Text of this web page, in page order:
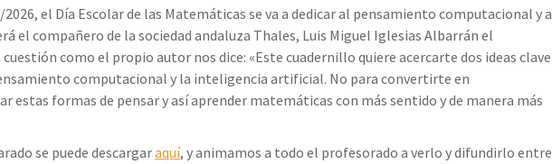
el Día Escolar de las Matemáticas se va a dedicar al pensamiento computacional y a
el compañero de la sociedad andaluza Thales, Luis Miguel Iglesias Albarrán el
como el propio autor nos dice: «Este cuadernillo quiere acercarte dos ideas clave
computacional y la inteligencia artificial. No para convertirte en
estas formas de pensar y así aprender matemáticas con más sentido y de manera más
se puede descargaraquí, y animamos a todo el profesorado a verlo y difundirlo entre